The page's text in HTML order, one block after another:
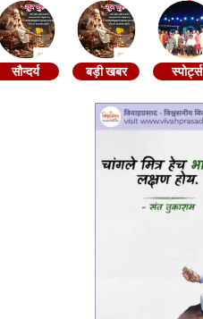
सौन्दर्य बड़ी खबर स्पोर्ट्स